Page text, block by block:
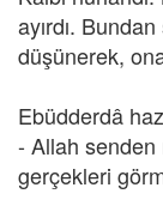
ayırdı.
düşünerek,
Ebüdderdâ
- Allah senden
gerçekleri